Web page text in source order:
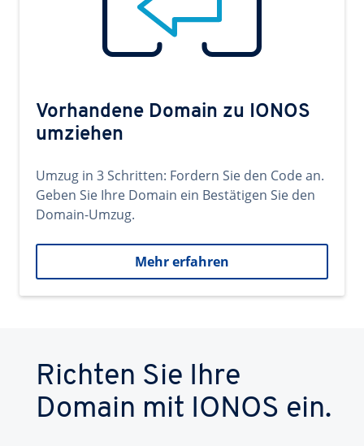
Vorhandene Domain zu IONOS
umziehen
Umzug in 3 Schritten: Fordern Sie den Code an.
Geben Sie Ihre Domain ein Bestätigen Sie den
Domain-Umzug.
Mehr erfahren
Richten Sie Ihre
Domain mit IONOS ein.